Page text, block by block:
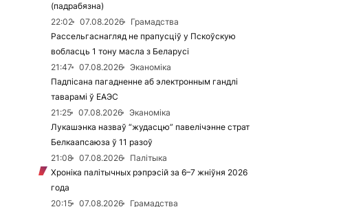
(падрабязна)
22:02
07.08.2026
Грамадства
Рассельгаснагляд не прапусціў у Пскоўскую
вобласць 1 тону масла з Беларусі
21:47
07.08.2026
Эканоміка
Падпісана пагадненне аб электронным гандлі
таварамі ў ЕАЭС
21:25
07.08.2026
Эканоміка
Лукашэнка назваў “жудасцю” павелічэнне страт
Белкаапсаюза ў 11 разоў
21:08
07.08.2026
Палітыка
Хроніка палітычных рэпрэсій за 6–7 жніўня 2026
года
20:15
07.08.2026
Грамадства